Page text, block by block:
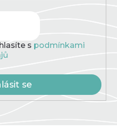
s podmínkami
se